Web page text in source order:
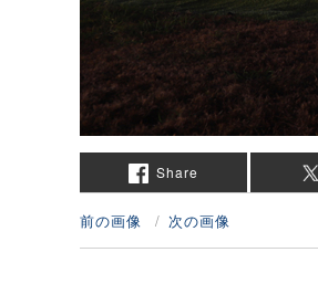
Share
前の画像 次の画像